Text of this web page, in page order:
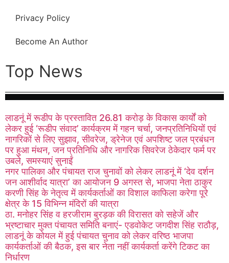
Privacy Policy
Become An Author
Top News
लाडनूं में रूडीप के प्रस्तावित 26.81 करोड़ के विकास कार्यों को
लेकर हुई ‘रूडीप संवाद’ कार्यक्रम में गहन चर्चा, जनप्रतिनिधियों एवं
नागरिकों से लिए सुझाव, सीवरेज, ड्रेनेज एवं अपशिष्ट जल प्रबंधन
पर हुआ मंथन, जन प्रतिनिधि और नागरिक सिवरेज ठेकेदार फर्म पर
उबले, समस्याएं सुनाईं
नगर पालिका और पंचायत राज चुनावों को लेकर लाडनूं में ‘देव दर्शन
जन आशीर्वाद यात्रा’ का आयोजन 9 अगस्त से, भाजपा नेता ठाकुर
करणी सिंह के नेतृत्व में कार्यकर्ताओं का विशाल काफिला करेगा पूरे
क्षेत्र के 15 विभिन्न मंदिरों की यात्रा
ठा. मनोहर सिंह व हरजीराम बुरड़क की विरासत को सहेजें और
भ्रष्टाचार मुक्त पंचायत समिति बनाएं- एडवोकेट जगदीश सिंह राठौड़,
लाडनूं के कोयल में हुई पंचायत चुनाव को लेकर वरिष्ठ भाजपा
कार्यकर्ताओं की बैठक, इस बार नेता नहीं कार्यकर्ता करेंगे टिकट का
निर्धारण